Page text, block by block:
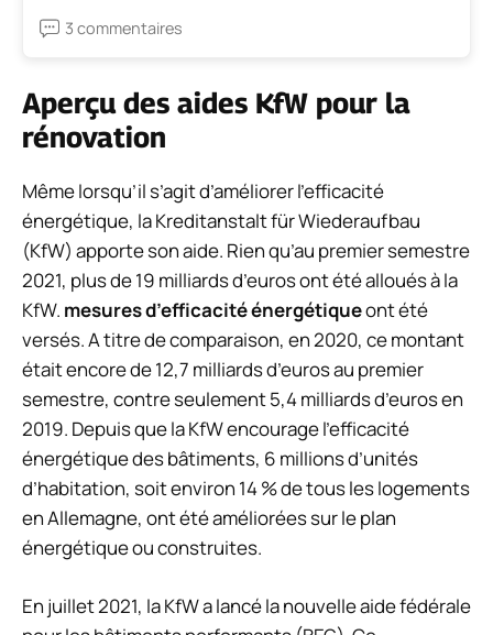
3 commentaires
Aperçu des aides KfW pour la
rénovation
Même lorsqu’il s’agit d’améliorer l’efficacité
énergétique, la Kreditanstalt für Wiederaufbau
(KfW) apporte son aide. Rien qu’au premier semestre
2021, plus de 19 milliards d’euros ont été alloués à la
KfW. mesures d’efficacité énergétiqueont été
versés. A titre de comparaison, en 2020, ce montant
était encore de 12,7 milliards d’euros au premier
semestre, contre seulement 5,4 milliards d’euros en
2019. Depuis que la KfW encourage l’efficacité
énergétique des bâtiments, 6 millions d’unités
d’habitation, soit environ 14 % de tous les logements
en Allemagne, ont été améliorées sur le plan
énergétique ou construites.
En juillet 2021, la KfW a lancé la nouvelle aide fédérale